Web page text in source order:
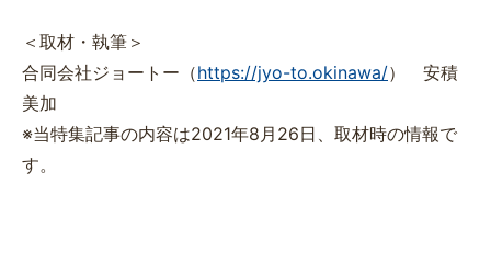
＜取材・執筆＞
合同会社ジョートー（https://jyo-to.okinawa/） 安積
美加
※当特集記事の内容は2021年8月26日、取材時の情報で
す。